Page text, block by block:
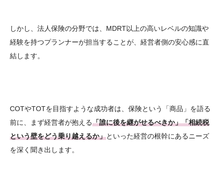
しかし、法人保険の分野では、MDRT以上の高いレベルの知識や
経験を持つプランナーが担当することが、経営者側の安心感に直
結します。
COTやTOTを目指すような成功者は、保険という「商品」を語る
前に、まず経営者が抱える「誰に後を継がせるべきか」「相続税
という壁をどう乗り越えるか」といった経営の根幹にあるニーズ
を深く聞き出します。